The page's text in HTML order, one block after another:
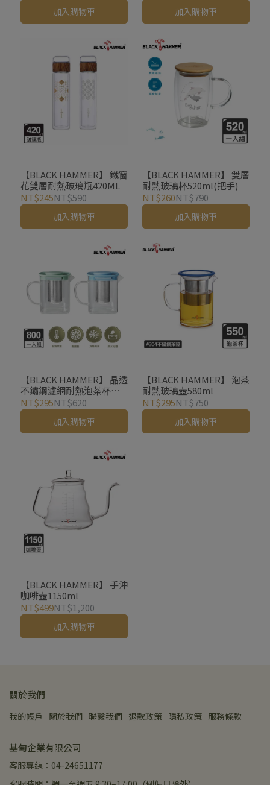
加入購物車 加入購物車
【BLACK HAMMER】 鐵窗
花雙層耐熱玻璃瓶420ML
NT$245NT$590
加入購物車
【BLACK HAMMER】 雙層
耐熱玻璃杯520ml(把手)
NT$260NT$790
加入購物車
【BLACK HAMMER】 晶透
不鏽鋼濾網耐熱泡茶杯
800ml
NT$295NT$620
加入購物車
【BLACK HAMMER】 泡茶
耐熱玻璃壺580ml
NT$295NT$750
加入購物車
【BLACK HAMMER】 手沖
咖啡壺1150ml
NT$499NT$1,200
加入購物車
關於我們
我的帳戶 關於我們 聯繫我們 退款政策 隱私政策 服務條款
基甸企業有限公司
客服專線：04-24651177